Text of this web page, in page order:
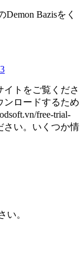
Bazisをく
イトをご覧くださ
ンロードするため
free-trial-
さい。いくつか情
い。